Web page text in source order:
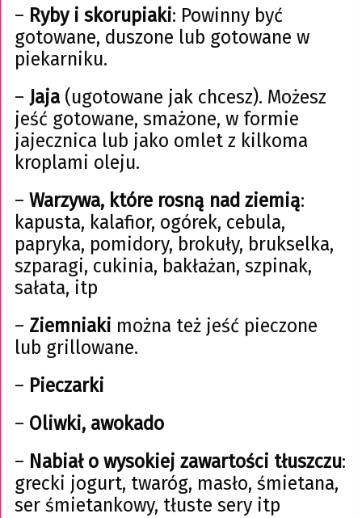
– Ryby i skorupiaki: Powinny być
gotowane, duszone lub gotowane w
piekarniku.
– Jaja(ugotowane jak chcesz). Możesz
jeść gotowane, smażone, w formie
jajecznica lub jako omlet z kilkoma
kroplami oleju.
– Warzywa, które rosną nad ziemią:
kapusta, kalafior, ogórek, cebula,
papryka, pomidory, brokuły, brukselka,
szparagi, cukinia, bakłażan, szpinak,
sałata, itp
– Ziemniaki można też jeść pieczone
lub grillowane.
– Pieczarki
– Oliwki, awokado
– Nabiał o wysokiej zawartości tłuszczu:
grecki jogurt, twaróg, masło, śmietana,
ser śmietankowy, tłuste sery itp